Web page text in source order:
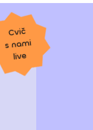
Cvič
s nami
live